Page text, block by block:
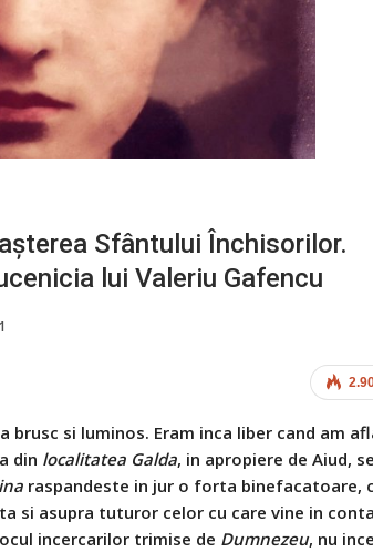
Sfântului Închisorilor.
lui Valeriu Gafencu
si luminos. Eram inca liber cand am
din localitatea Galda, in apropiere de Aiud,
raspandeste in jur o forta binefacatoare,
si asupra tuturor celor cu care vine in
incercarilor trimise de Dumnezeu, nu